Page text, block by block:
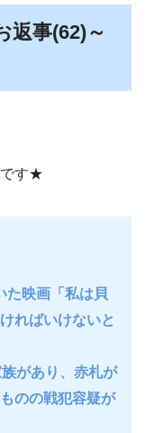
返事(62)～
です★
た映画「私は貝
ればいけないと
があり、赤札が
のの戦犯容疑が